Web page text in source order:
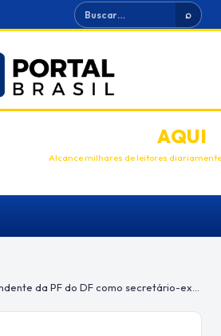
Buscar ⌕
ANUNCIEAQUI
Alcance milhares de leitores diariamente